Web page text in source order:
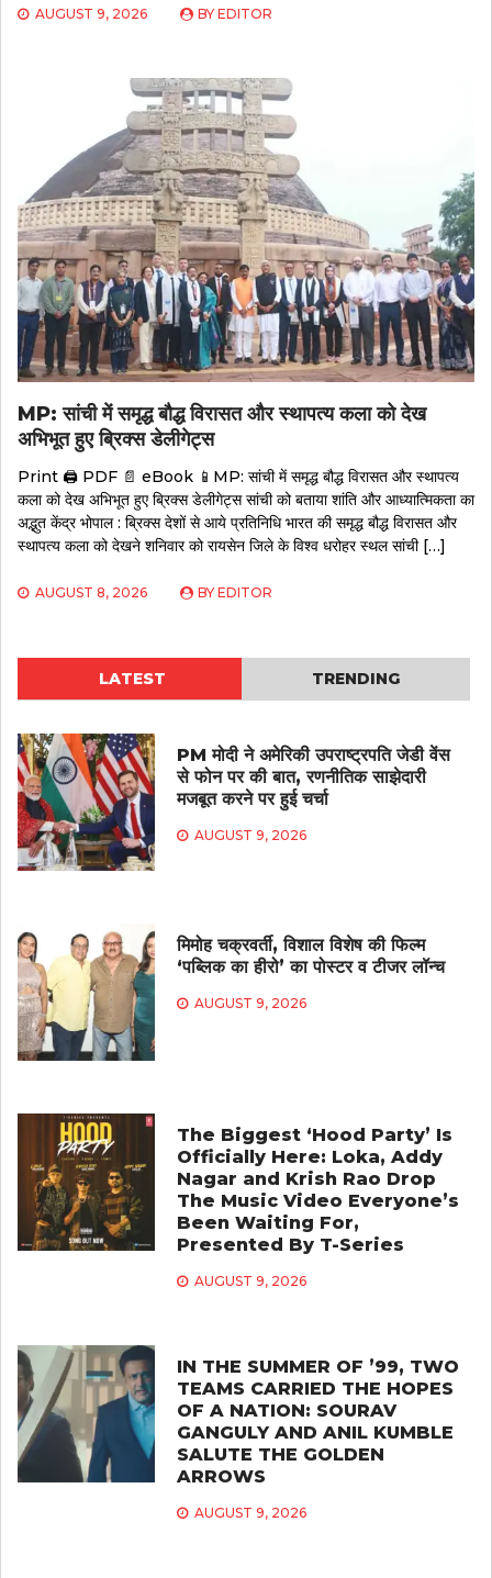
AUGUST 9, 2026 BY EDITOR
MP: सांची में समृद्ध बौद्ध विरासत और स्थापत्य कला को देख
अभिभूत हुए ब्रिक्स डेलीगेट्स
Print 🖨 PDF 📄 eBook 📱MP: सांची में समृद्ध बौद्ध विरासत और स्थापत्य
कला को देख अभिभूत हुए ब्रिक्स डेलीगेट्स सांची को बताया शांति और आध्यात्मिकता का
अद्भुत केंद्र भोपाल : ब्रिक्स देशों से आये प्रतिनिधि भारत की समृद्ध बौद्ध विरासत और
स्थापत्य कला को देखने शनिवार को रायसेन जिले के विश्व धरोहर स्थल सांची […]
AUGUST 8, 2026 BY EDITOR
LATEST TRENDING
PM मोदी ने अमेरिकी उपराष्ट्रपति जेडी वेंस
से फोन पर की बात, रणनीतिक साझेदारी
मजबूत करने पर हुई चर्चा
AUGUST 9, 2026
मिमोह चक्रवर्ती, विशाल विशेष की फिल्म
‘पब्लिक का हीरो’ का पोस्टर व टीजर लॉन्च
AUGUST 9, 2026
The Biggest ‘Hood Party’ Is
Officially Here: Loka, Addy
Nagar and Krish Rao Drop
The Music Video Everyone’s
Been Waiting For,
Presented By T-Series
AUGUST 9, 2026
IN THE SUMMER OF ’99, TWO
TEAMS CARRIED THE HOPES
OF A NATION: SOURAV
GANGULY AND ANIL KUMBLE
SALUTE THE GOLDEN
ARROWS
AUGUST 9, 2026